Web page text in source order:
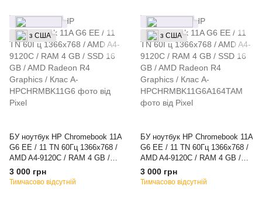
з США
БУ ноутбук HP Chromebook 11A
G6 EE / 11 TN 60Гц 1366x768 /
AMD A4-9120C / RAM 4 GB /
SSD 16 GB / AMD Radeon R4
Graphics / Клас A-
3 000 грн
Тимчасово відсутній
з США
БУ ноутбук HP Chromebook 11A
G6 EE / 11 TN 60Гц 1366x768 /
AMD A4-9120C / RAM 4 GB /
SSD 16 GB / AMD Radeon R4
Graphics / Клас A-
3 000 грн
Тимчасово відсутній